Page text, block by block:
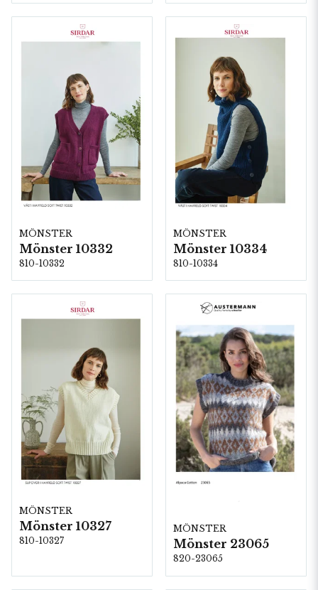
MÖNSTER
Mönster 10332
810-10332
MÖNSTER
Mönster 10334
810-10334
MÖNSTER
Mönster 10327
810-10327
MÖNSTER
Mönster 23065
820-23065